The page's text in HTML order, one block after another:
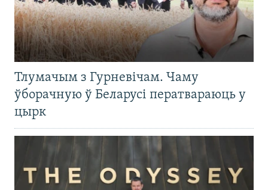
Тлумачым з Гурневічам. Чаму
ўборачную ў Беларусі ператвараюць у
цырк